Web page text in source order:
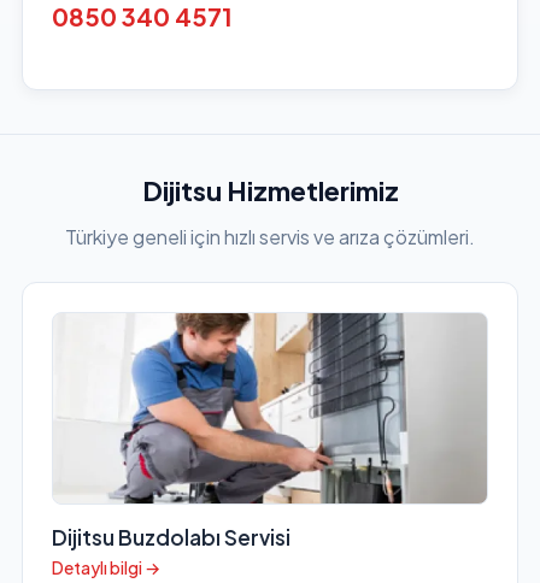
0850 340 4571
Dijitsu Hizmetlerimiz
Türkiye geneli için hızlı servis ve arıza çözümleri.
Dijitsu Buzdolabı Servisi
Detaylı bilgi →